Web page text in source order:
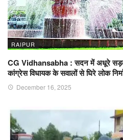
RAIPUR
CG Vidhansabha : सदन में अधूरे
कांग्रेस विधायक के सवालों से घिरे लोक
December 16, 2025